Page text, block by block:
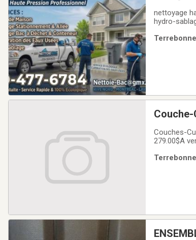
nettoyage haute pression
hydro-
Couches-
279.00$A